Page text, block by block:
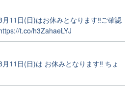
11日(日)はお休みとなります‼️ご確認
t.co/h3ZahaeLYJ
11日(日)は お休みとなります‼️ ちょ